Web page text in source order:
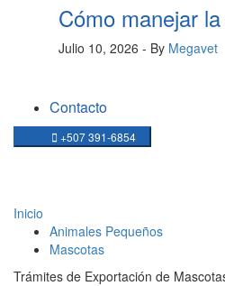
Cómo manejar
Julio 10, 2026 - By Megavet
Contacto
+507 391-6854
Inicio
Animales Pequeños
Mascotas
Trámites de Exportación de